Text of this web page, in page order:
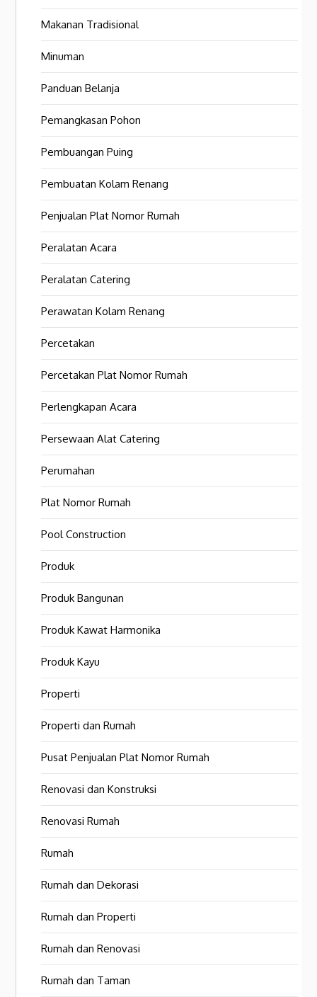
Makanan Tradisional
Minuman
Panduan Belanja
Pemangkasan Pohon
Pembuangan Puing
Pembuatan Kolam Renang
Penjualan Plat Nomor Rumah
Peralatan Acara
Peralatan Catering
Perawatan Kolam Renang
Percetakan
Percetakan Plat Nomor Rumah
Perlengkapan Acara
Persewaan Alat Catering
Perumahan
Plat Nomor Rumah
Pool Construction
Produk
Produk Bangunan
Produk Kawat Harmonika
Produk Kayu
Properti
Properti dan Rumah
Pusat Penjualan Plat Nomor Rumah
Renovasi dan Konstruksi
Renovasi Rumah
Rumah
Rumah dan Dekorasi
Rumah dan Properti
Rumah dan Renovasi
Rumah dan Taman